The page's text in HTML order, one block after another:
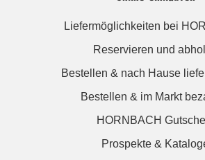
Liefermöglichkeiten bei
Reservieren und
Bestellen & nach Hause
Bestellen & im Markt
HORNBACH
Prospekte &